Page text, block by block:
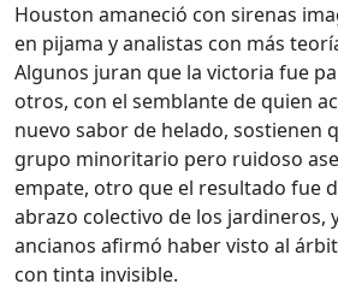
Houston amaneció con sirenas
en pijama y analistas con más
Algunos juran que la victoria fue
otros, con el semblante de quien
nuevo sabor de helado, sostienen
grupo minoritario pero ruidoso
empate, otro que el resultado fue
abrazo colectivo de los jardineros,
ancianos afirmó haber visto al
con tinta invisible.